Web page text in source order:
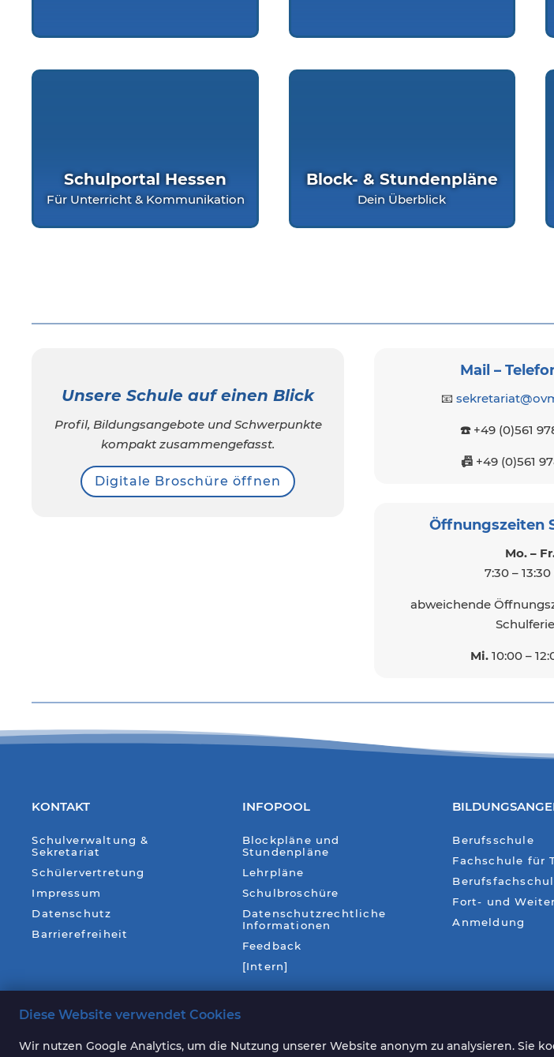
Schulportal Hessen
Für Unterricht & Kommunikation
Block- & Stundenpläne
Dein Überblick
Unsere Schule auf einen Blick
Profil, Bildungsangebote und Schwerpunkte
kompakt zusammengefasst.
Digitale Broschüre öffnen
Mail –
📧
☎️ +49 (0)561
📠 +49 (0)561
Öffnungszeiten
Mo. –
7:30 –
abweichende
Mi. 10:00 –
KONTAKT
Schulverwaltung &
Sekretariat
Schülervertretung
Impressum
Datenschutz
Barrierefreiheit
INFOPOOL
Blockpläne und
Stundenpläne
Lehrpläne
Schulbroschüre
Datenschutzrechtliche
Informationen
Feedback
[Intern]
Berufsschule
Fachschule für
Fort- und
Anmeldung
Diese Website verwendet Cookies
Wir nutzen Google Analytics, um die Nutzung unserer Website anonym zu analysieren.